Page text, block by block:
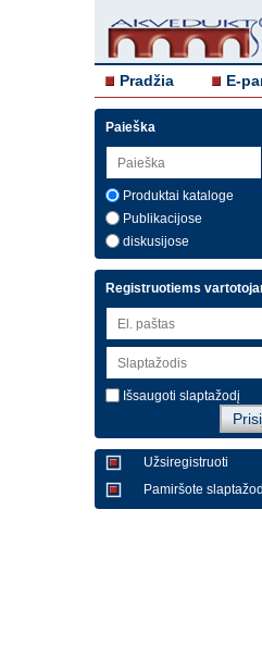
Pradžia E-
Paieška
Produktai kataloge
Publikacijose
diskusijose
Registruotiems
Išsaugoti slaptažodį
Užsiregistruoti
Pamiršote